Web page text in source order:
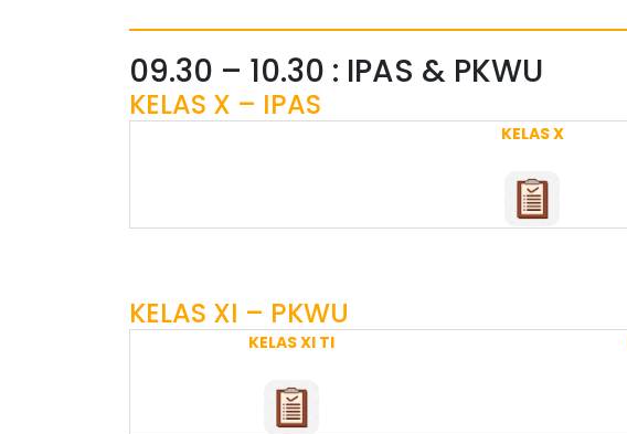
09.30 – 10.30 : IPAS & PKWU
KELAS X – IPAS
KELAS X
KELAS XI – PKWU
KELAS XI TI